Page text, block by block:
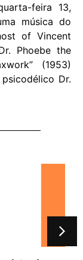
feira 13,
música do
of Vincent
Phoebe the
(1953)
Dr.